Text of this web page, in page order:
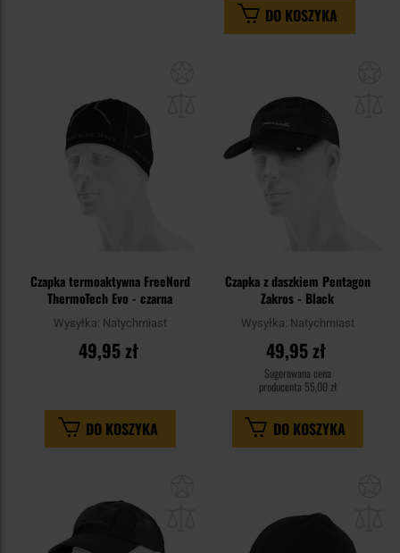
DO KOSZYKA
schowka
Czapka termoaktywna FreeNord
ThermoTech Evo - czarna
Wysyłka: Natychmiast
49,95 zł
DO KOSZYKA
Czapka z daszkiem Pentagon
Zakros - Black
Wysyłka: Natychmiast
49,95 zł
Sugerowana cena
producenta 55,00 zł
DO KOSZYKA